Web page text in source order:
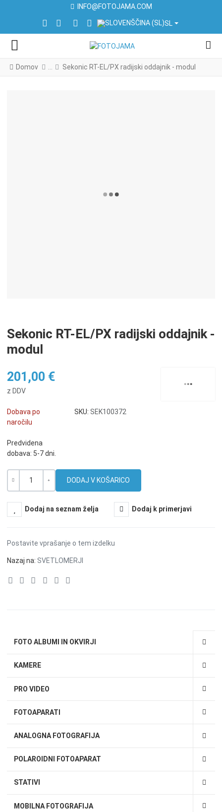
INFO@FOTOJAMA.COM
FACEBOOK SOCIAL LINK
INSTAGRAM SOCIAL LINK
LINKEDIN SOCIAL LINK
YOUTUBE SOCIAL LINK
IZBERITE VAŠ JEZIK
SL
Domov Sekonic RT-EL/PX radijski oddajnik - modul
FOTO ALBUMI IN OKVIRJI
KAMERE
PRO VIDEO
FOTOAPARATI
ANALOGNA FOTOGRAFIJA
POLAROIDNI FOTOAPARAT
STATIVI
MOBILNA FOTOGRAFIJA
Sekonic RT-EL/PX radijski oddajnik -
modul
201,00 €
z DDV
Dobava po
naročilu
Predvidena
dobava: 5-7 dni.
SKU: SEK100372
Dodaj na seznam želja Dodaj k primerjavi
Postavite vprašanje o tem izdelku
Nazaj na: SVETLOMERJI